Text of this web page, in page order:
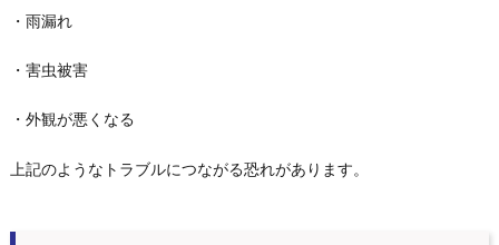
・雨漏れ
・害虫被害
・外観が悪くなる
上記のようなトラブルにつながる恐れがあります。